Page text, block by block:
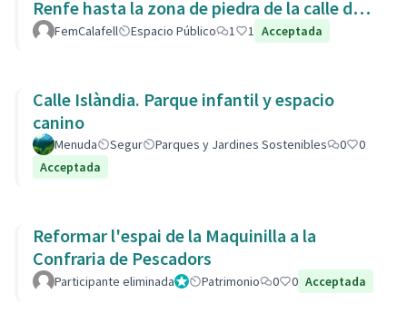
Renfe hasta la zona de piedra de la calle de
L’Estany.
FemCalafell Espacio Público 1 1 Acceptada
Calle Islàndia. Parque infantil y espacio
canino
Menuda Segur Parques y Jardines Sostenibles 0
0
Acceptada
Reformar l'espai de la Maquinilla a la
Confraria de Pescadors
Participante eliminadaAdministrador
Patrimonio 0 0 Acceptada